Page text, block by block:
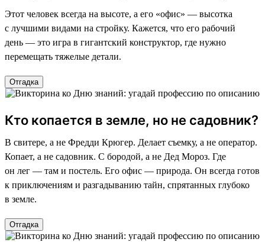
Этот человек всегда на высоте, а его «офис» — высотка
с лучшими видами на стройку. Кажется, что его рабочий
день — это игра в гигантский конструктор, где нужно
перемещать тяжелые детали.
Отгадка
Кто копается в земле, но не садовник?
В свитере, а не Фредди Крюгер. Делает съемку, а не оператор.
Копает, а не садовник. С бородой, а не Дед Мороз. Где
он лег — там и постель. Его офис — природа. Он всегда готов
к приключениям и разгадыванию тайн, спрятанных глубоко
в земле.
Отгадка